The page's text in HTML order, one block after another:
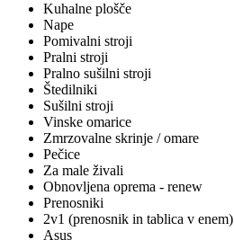
Kuhalne plošče
Nape
Pomivalni stroji
Pralni stroji
Pralno sušilni stroji
Štedilniki
Sušilni stroji
Vinske omarice
Zmrzovalne skrinje / omare
Pečice
Za male živali
Obnovljena oprema - renew
Prenosniki
2v1 (prenosnik in tablica v enem)
Asus